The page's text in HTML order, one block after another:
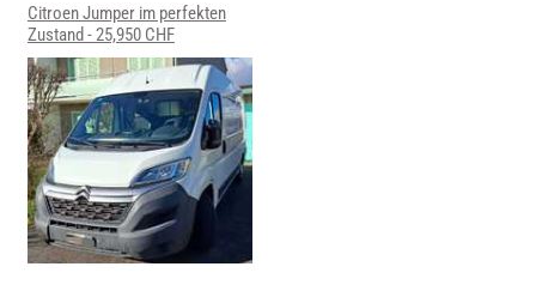
Citroen Jumper im perfekten
Zustand - 25,950 CHF